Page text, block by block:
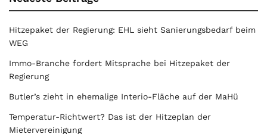
Hitzepaket der Regierung: EHL sieht Sanierungsbedarf beim
WEG
Immo-Branche fordert Mitsprache bei Hitzepaket der
Regierung
Butler’s zieht in ehemalige Interio-Fläche auf der MaHü
Temperatur-Richtwert? Das ist der Hitzeplan der
Mietervereinigung